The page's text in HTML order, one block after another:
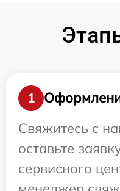
1
Свяжитесь с
оставьте
сервисного